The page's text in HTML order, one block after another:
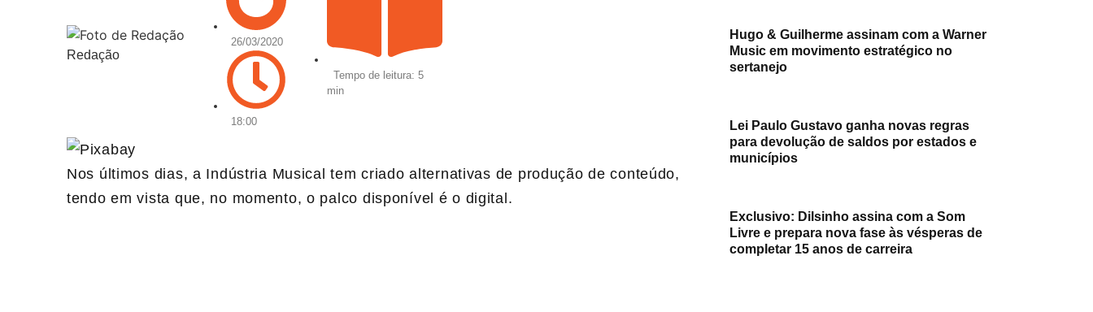
Redação
26/03/2020
18:00
Tempo de leitura: 5
min
Nos últimos dias, a Indústria Musical tem criado alternativas de produção de conteúdo,
tendo em vista que, no momento, o palco disponível é o digital.
Hugo & Guilherme assinam com a Warner
Music em movimento estratégico no
sertanejo
Lei Paulo Gustavo ganha novas regras
para devolução de saldos por estados e
municípios
Exclusivo: Dilsinho assina com a Som
Livre e prepara nova fase às vésperas de
completar 15 anos de carreira